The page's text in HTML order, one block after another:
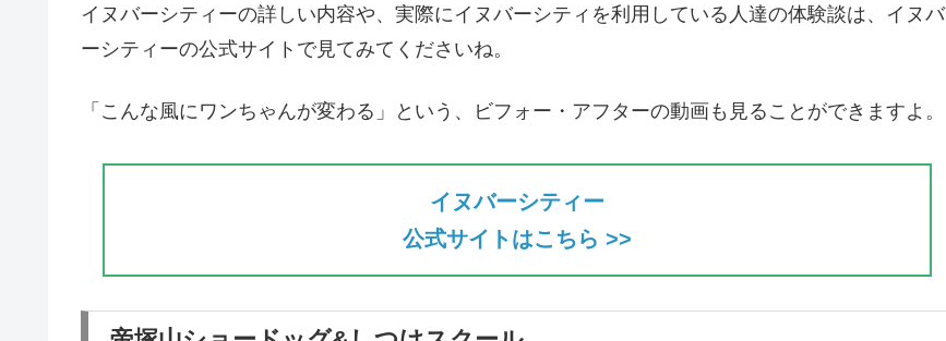
イヌバーシティーの詳しい内容や、実際にイヌバーシティを利用している人達の体験談は、イヌバ
ーシティーの公式サイトで見てみてくださいね。
「こんな風にワンちゃんが変わる」という、ビフォー・アフターの動画も見ることができますよ。
イヌバーシティー
公式サイトはこちら >>